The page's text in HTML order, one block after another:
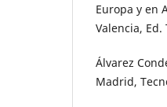
Europa y en
Valencia,
Álvarez
Madrid,